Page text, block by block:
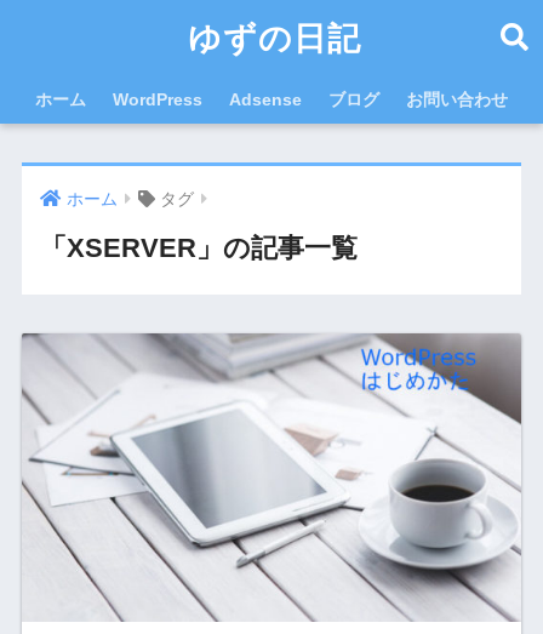
ゆずの日記
ホーム WordPress Adsense ブログ お問い合わせ
ホーム タグ
「XSERVER」の記事一覧